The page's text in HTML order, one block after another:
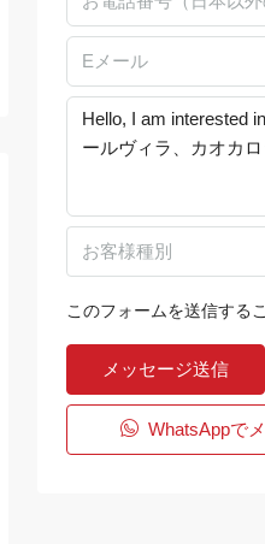
お客様種別
このフォームを送信する
メッセージ送信
WhatsAppで